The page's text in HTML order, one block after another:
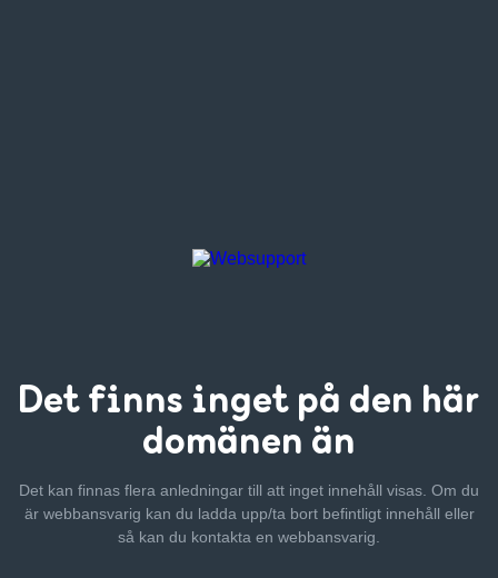
Det finns inget på den här
domänen än
Det kan finnas flera anledningar till att inget innehåll visas. Om du
är webbansvarig kan du ladda upp/ta bort befintligt innehåll eller
så kan du kontakta en webbansvarig.